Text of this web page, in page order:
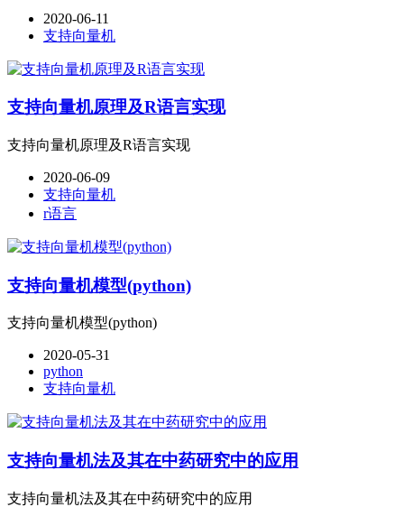
2020-06-11
支持向量机
支持向量机原理及R语言实现
支持向量机原理及R语言实现
2020-06-09
支持向量机
r语言
支持向量机模型(python)
支持向量机模型(python)
2020-05-31
python
支持向量机
支持向量机法及其在中药研究中的应用
支持向量机法及其在中药研究中的应用